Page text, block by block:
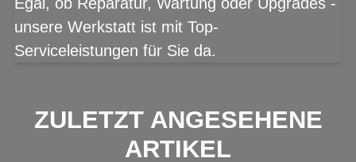
unsere Werkstatt ist mit Top-
Serviceleistungen für Sie da.
ZULETZT ANGESEHENE
ARTIKEL